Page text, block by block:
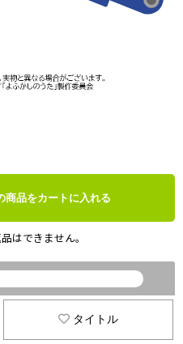
商品をカートに入れる
はできません。
タイトル